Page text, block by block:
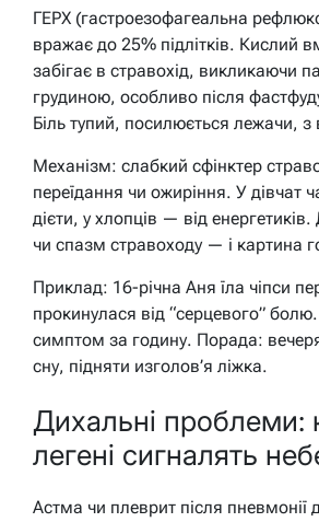
ГЕРХ (гастроезофагеальна
вражає до 25% підлітків. Кислий
забігає в стравохід, викликаючи
грудиною, особливо після
Біль тупий, посилюється лежачи,
Механізм: слабкий сфінктер
переїдання чи ожиріння. У дівчат
дієти, у хлопців — від
чи спазм стравоходу — і картина
Приклад: 16-річна Аня їла чіпси
прокинулася від “серцевого”
симптом за годину. Порада:
сну, підняти изголов’я ліжка.
Дихальні проблеми:
легені сигналять
Астма чи плеврит після пневмонії